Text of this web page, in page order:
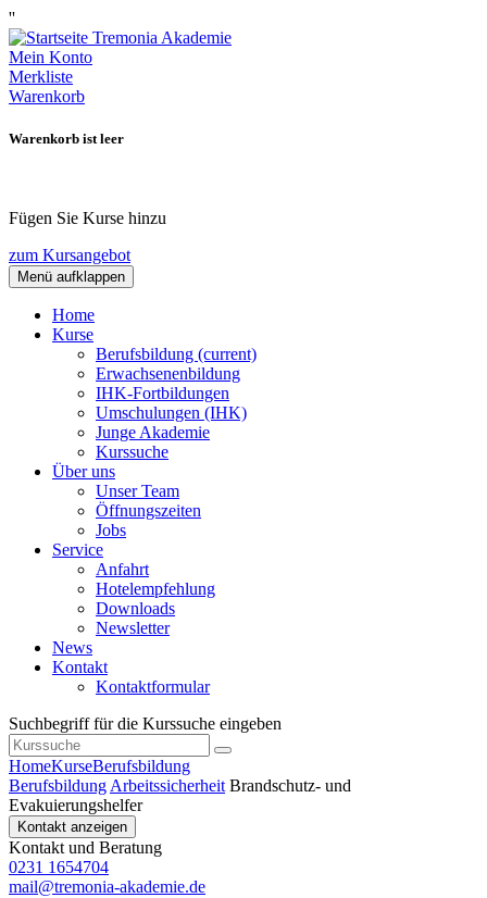
''
Mein Konto
Merkliste
Warenkorb
Warenkorb ist leer
Fügen Sie Kurse hinzu
zum Kursangebot
Menü aufklappen
Home
Kurse
Berufsbildung (current)
Erwachsenenbildung
IHK-Fortbildungen
Umschulungen (IHK)
Junge Akademie
Kurssuche
Über uns
Unser Team
Öffnungszeiten
Jobs
Service
Anfahrt
Hotelempfehlung
Downloads
Newsletter
News
Kontakt
Kontaktformular
Suchbegriff für die Kurssuche eingeben
HomeKurseBerufsbildung
Berufsbildung Arbeitssicherheit Brandschutz- und
Evakuierungshelfer
Kontakt anzeigen
Kontakt und Beratung
0231 1654704
mail@tremonia-akademie.de